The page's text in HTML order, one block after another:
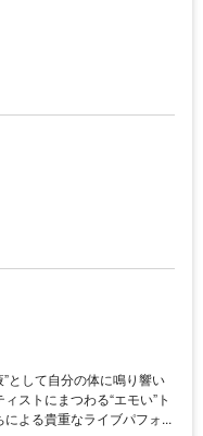
として自分の体に鳴り響い
ストにまつわる“エモい”ト
よる貴重なライブパフォ...